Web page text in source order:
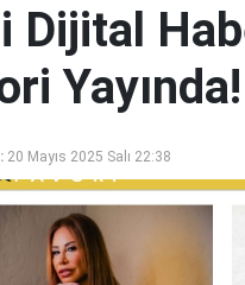
Dijital
Yayında!
20 Mayıs 2025 Salı 22:38